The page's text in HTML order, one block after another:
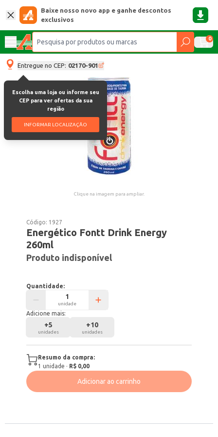
Baixe nosso novo app e ganhe descontos
exclusivos
0
Entregue no CEP: 02170-901
Escolha uma loja ou informe seu
CEP para ver ofertas da sua
região
INFORMAR LOCALIZAÇÃO
Clique na imagem para ampliar.
Código: 1927
Energético Fontt Drink Energy
260ml
Produto indisponível
Quantidade:
unidade
Adicione mais:
+5
unidades
+10
unidades
Resumo da compra:
1 unidade · R$ 0,00
Adicionar ao carrinho